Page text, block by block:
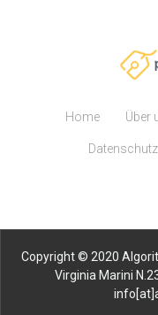
Home Über
Copyright © 2020
Virginia Marini